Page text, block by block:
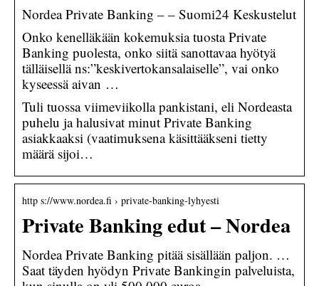
Nordea Private Banking – – Suomi24 Keskustelut
Onko kenelläkään kokemuksia tuosta Private
Banking puolesta, onko siitä sanottavaa hyötyä
tälläisellä ns:”keskivertokansalaiselle”, vai onko
kyseessä aivan …
Tuli tuossa viimeviikolla pankistani, eli Nordeasta
puhelu ja halusivat minut Private Banking
asiakkaaksi (vaatimuksena käsittääkseni tietty
määrä sijoi…
http s://www.nordea.fi › private-banking-lyhyesti
Private Banking edut – Nordea
Nordea Private Banking pitää sisällään paljon. …
Saat täyden hyödyn Private Bankingin palveluista,